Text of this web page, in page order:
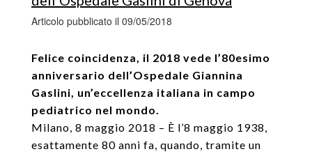
Articolo pubblicato il 09/05/2018
Felice coincidenza, il 2018 vede l’80esimo
anniversario dell’Ospedale Giannina
Gaslini, un’eccellenza italiana in campo
pediatrico nel mondo.
Milano, 8 maggio 2018 – È l’8 maggio 1938,
esattamente 80 anni fa, quando, tramite un